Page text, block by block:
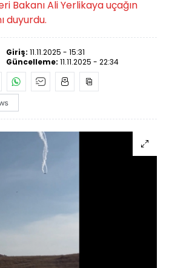
Bakanı Ali Yerlikaya uçağın
duyurdu.
Giriş: 11.11.2025 - 15:31
Güncelleme: 11.11.2025 - 22:34